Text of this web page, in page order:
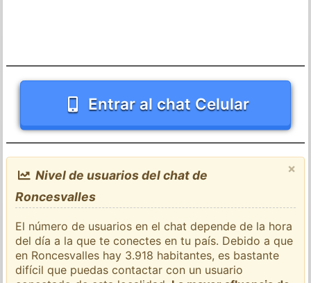
Entrar al chat Celular
×
Nivel de usuarios del chat de
Roncesvalles
El número de usuarios en el chat depende de la hora
del día a la que te conectes en tu país. Debido a que
en Roncesvalles hay 3.918 habitantes, es bastante
difícil que puedas contactar con un usuario